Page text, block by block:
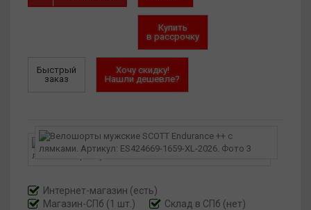
Купить
в рассрочку
Быстрый
заказ
Хочу скидку!
Нашли дешевле?
Интернет-магазин (есть)
Магазин-СПб (1 шт.)
Склад в СПб (нет)